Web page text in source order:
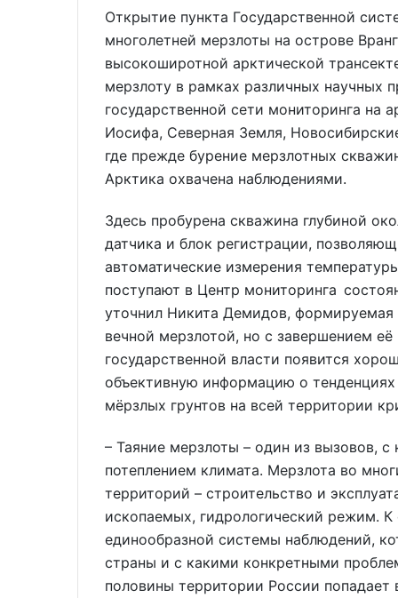
Открытие пункта Государственной
многолетней мерзлоты на острове
высокоширотной арктической
мерзлоту в рамках различных научных
государственной сети мониторинга на
Иосифа, Северная Земля,
где прежде бурение мерзлотных
Арктика охвачена наблюдениями.
Здесь пробурена скважина глубиной
датчика и блок регистрации,
автоматические измерения
поступают в Центр мониторинга
уточнил Никита Демидов, формируемая
вечной мерзлотой, но с завершением
государственной власти появится
объективную информацию о
мёрзлых грунтов на всей территории
– Таяние мерзлоты – один из вызовов,
потеплением климата. Мерзлота во
территорий – строительство и
ископаемых, гидрологический режим.
единообразной системы наблюдений,
страны и с какими конкретными
половины территории России